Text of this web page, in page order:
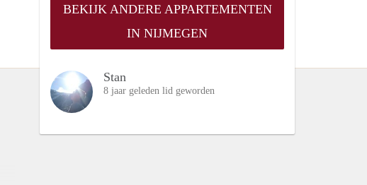
BEKIJK ANDERE APPARTEMENTEN
IN NIJMEGEN
Stan
8 jaar geleden lid geworden